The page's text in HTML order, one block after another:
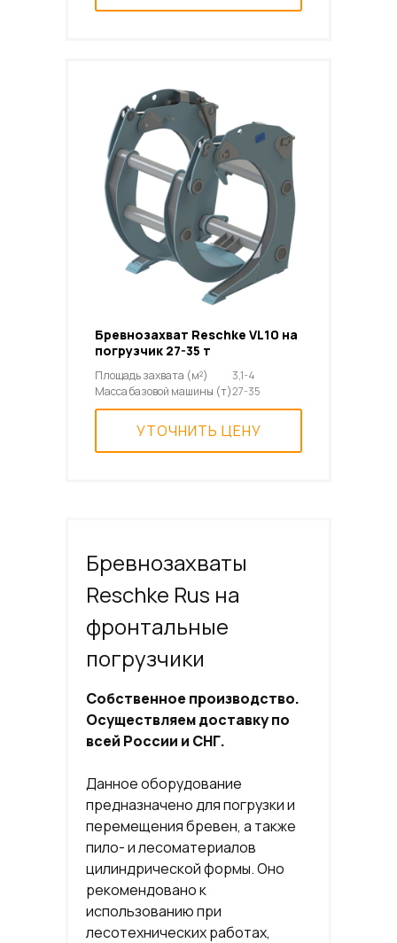
Бревнозахват Reschke VL10 на
погрузчик 27-35 т
Площадь захвата (м²)
3,1-4
Масса базовой машины (т)27-35
УТОЧНИТЬ ЦЕНУ
Бревнозахваты
Reschke Rus на
фронтальные
погрузчики
Собственное производство.
Осуществляем доставку по
всей России и СНГ.
Данное оборудование
предназначено для погрузки и
перемещения бревен, а также
пило- и лесоматериалов
цилиндрической формы. Оно
рекомендовано к
использованию при
лесотехнических работах,